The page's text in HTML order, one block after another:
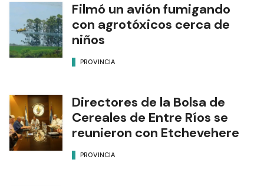
Filmó un avión fumigando
con agrotóxicos cerca de
niños
PROVINCIA
Directores de la Bolsa de
Cereales de Entre Ríos se
reunieron con Etchevehere
PROVINCIA